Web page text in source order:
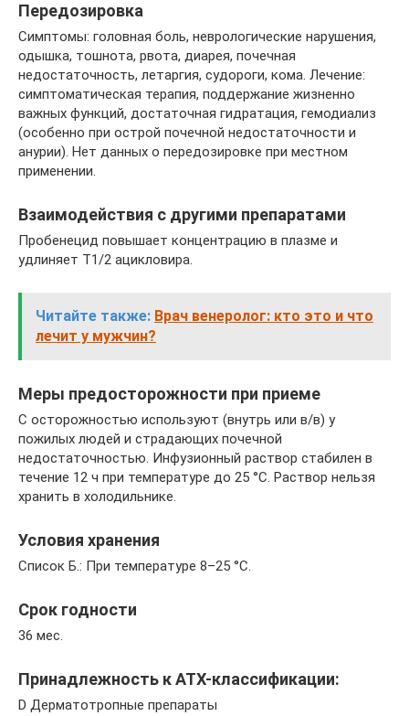
Передозировка
Симптомы: головная боль, неврологические нарушения,
одышка, тошнота, рвота, диарея, почечная
недостаточность, летаргия, судороги, кома. Лечение:
симптоматическая терапия, поддержание жизненно
важных функций, достаточная гидратация, гемодиализ
(особенно при острой почечной недостаточности и
анурии). Нет данных о передозировке при местном
применении.
Взаимодействия с другими препаратами
Пробенецид повышает концентрацию в плазме и
удлиняет T1/2 ацикловира.
Читайте также: Врач венеролог: кто это и что
лечит у мужчин?
Меры предосторожности при приеме
С осторожностью используют (внутрь или в/в) у
пожилых людей и страдающих почечной
недостаточностью. Инфузионный раствор стабилен в
течение 12 ч при температуре до 25 °C. Раствор нельзя
хранить в холодильнике.
Условия хранения
Список Б.: При температуре 8–25 °C.
Срок годности
36 мес.
Принадлежность к ATX-классификации:
D Дерматотропные препараты